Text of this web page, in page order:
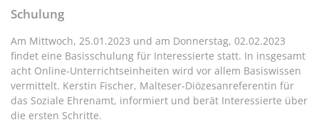
Schulung
Am Mittwoch, 25.01.2023 und am Donnerstag, 02.02.2023
findet eine Basisschulung für Interessierte statt. In insgesamt
acht Online-Unterrichtseinheiten wird vor allem Basiswissen
vermittelt. Kerstin Fischer, Malteser-Diözesanreferentin für
das Soziale Ehrenamt, informiert und berät Interessierte über
die ersten Schritte.